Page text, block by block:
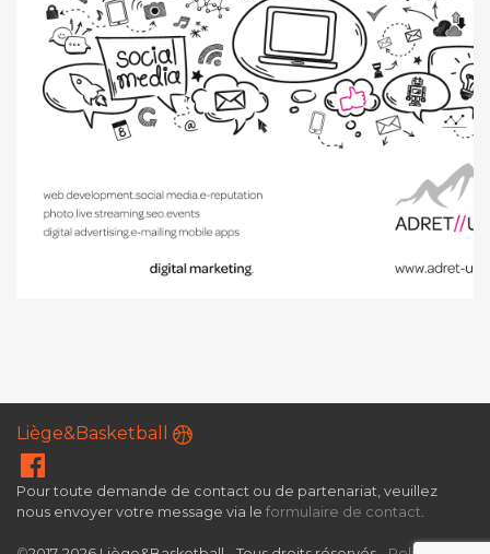
Liège&Basketball
Pour toute demande de contact ou de partenariat, veuillez
nous envoyer votre message via le formulaire de contact.